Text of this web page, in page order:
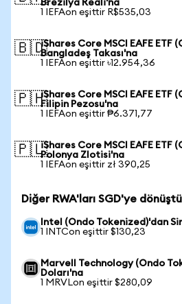
Brezilya Reali'na
1 IEFAon eşittir R$535,03
🇧🇩iShares Core MSCI EAFE ETF
Bangladeş Takası'na
1 IEFAon eşittir ৳12.954,36
🇵🇭iShares Core MSCI EAFE ETF
Filipin Pezosu'na
1 IEFAon eşittir ₱6.371,77
🇵🇱iShares Core MSCI EAFE ETF
Polonya Zlotisi'na
1 IEFAon eşittir zł 390,25
Diğer RWA'ları SGD'ye
Intel (Ondo Tokenized)'dan
1 INTCon eşittir $130,23
Marvell Technology (Ondo
Doları'na
1 MRVLon eşittir $280,09